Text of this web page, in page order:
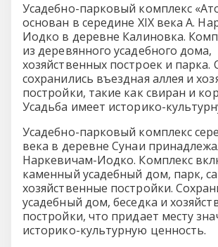
Усадебно-парковый комплекс
основан в середине XIX века А.
Иодко в деревне Калиновка.
из деревянного усадебного дома,
хозяйственных построек и парка.
сохранились въездная аллея и
постройки, такие как свиран и
Усадьба имеет историко-
Усадебно-парковый комплекс
века в деревне Сунаи
Наркевичам-Иодко. Комплекс
каменный усадебный дом, парк,
хозяйственные постройки.
усадебный дом, беседка и
постройки, что придает месту
историко-культурную ценность.